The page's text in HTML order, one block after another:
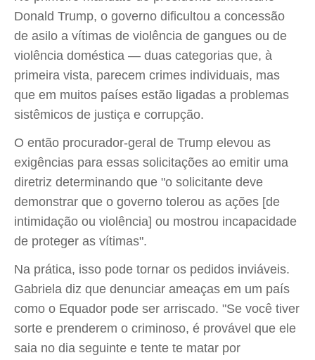
Donald Trump, o governo dificultou a concessão
de asilo a vítimas de violência de gangues ou de
violência doméstica — duas categorias que, à
primeira vista, parecem crimes individuais, mas
que em muitos países estão ligadas a problemas
sistêmicos de justiça e corrupção.
O então procurador-geral de Trump elevou as
exigências para essas solicitações ao emitir uma
diretriz determinando que "o solicitante deve
demonstrar que o governo tolerou as ações [de
intimidação ou violência] ou mostrou incapacidade
de proteger as vítimas".
Na prática, isso pode tornar os pedidos inviáveis.
Gabriela diz que denunciar ameaças em um país
como o Equador pode ser arriscado. "Se você tiver
sorte e prenderem o criminoso, é provável que ele
saia no dia seguinte e tente te matar por